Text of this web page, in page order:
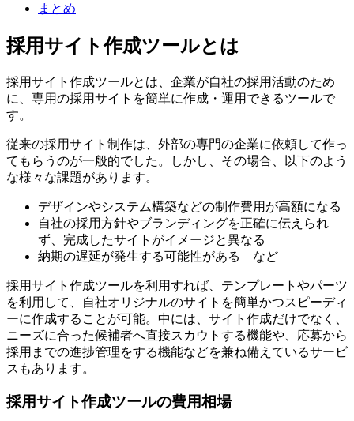
まとめ
採用サイト作成ツールとは
採用サイト作成ツールとは、企業が自社の採用活動のため
に、専用の採用サイトを簡単に作成・運用できるツールで
す。
従来の採用サイト制作は、外部の専門の企業に依頼して作っ
てもらうのが一般的でした。しかし、その場合、以下のよう
な様々な課題があります。
デザインやシステム構築などの制作費用が高額になる
自社の採用方針やブランディングを正確に伝えられ
ず、完成したサイトがイメージと異なる
納期の遅延が発生する可能性がある など
採用サイト作成ツールを利用すれば、テンプレートやパーツ
を利用して、自社オリジナルのサイトを簡単かつスピーディ
ーに作成することが可能。中には、サイト作成だけでなく、
ニーズに合った候補者へ直接スカウトする機能や、応募から
採用までの進捗管理をする機能などを兼ね備えているサービ
スもあります。
採用サイト作成ツールの費用相場